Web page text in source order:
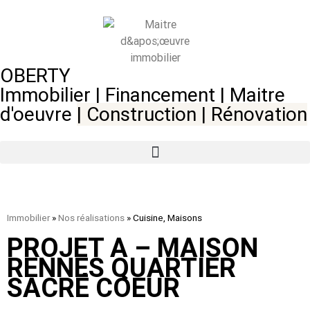
OBERTY
Immobilier | Financement | Maitre
d'oeuvre | Construction | Rénovation
Immobilier»Nos réalisations »Cuisine, Maisons
PROJET A – MAISON
RENNES QUARTIER
SACRÉ COEUR